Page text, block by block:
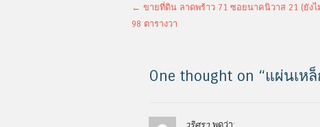
เมนูนำทางเรื่อง
← ขายที่ดิน ลาดพร้าว 71 ซอยนาคนิวาส 21 (ยัง
98 ตารางวา
One thought on “แผ่นเห
วริศรา พูดว่า: